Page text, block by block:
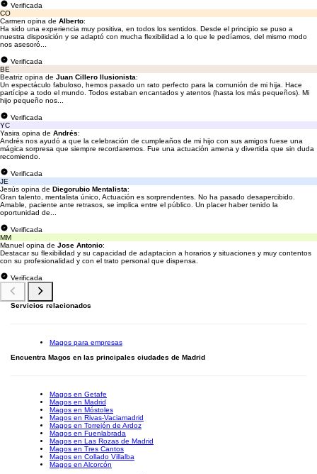
Verificada
CO
Carmen opina de Alberto:
Ha sido una experiencia muy positiva, en todos los sentidos. Desde el principio se puso a
nuestra disposición y se adaptó con mucha flexibilidad a lo que le pedíamos, del mismo modo
nos asesoró...
Verificada
BE
Beatriz opina de Juan Cillero Ilusionista:
Un espectáculo fabuloso, hemos pasado un rato perfecto para la comunión de mi hija. Hace
partícipe a todo el mundo. Todos estaban encantados y atentos (hasta los más pequeños). Mi
hijo pequeño nos...
Verificada
YC
Yasira opina de Andrés:
Andrés nos ayudó a que la celebración de cumpleaños de mi hijo con sus amigos fuese una
mágica sorpresa que siempre recordaremos. Fue una actuación amena y divertida que sin duda
recomiendo.
Verificada
JE
Jesús opina de Diegorubio Mentalista:
Gran talento, mentalista único, Actuación es sorprendentes. No ha pasado desapercibido.
Amable, paciente ante retrasos, se implica entre el público. Un placer haber tenido la
oportunidad de...
Verificada
MM
Manuel opina de Jose Antonio:
Destacar su flexibilidad y su capacidad de adaptacion a horarios y situaciones y muy contentos
con su profesionalidad y con el trato personal que dispensa.
Verificada
Servicios relacionados
Magos para empresas
Encuentra Magos en las principales ciudades de Madrid
Magos en Getafe
Magos en Madrid
Magos en Móstoles
Magos en Rivas-Vaciamadrid
Magos en Torrejón de Ardoz
Magos en Fuenlabrada
Magos en Las Rozas de Madrid
Magos en Tres Cantos
Magos en Collado Villalba
Magos en Alcorcón